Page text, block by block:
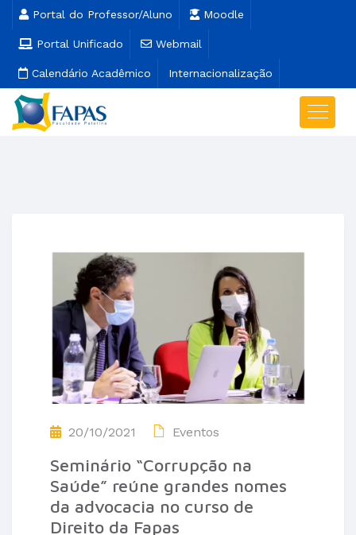
Portal do Professor/Aluno Moodle
Portal Unificado Webmail
Calendário Acadêmico Internacionalização
20/10/2021 Eventos
Seminário “Corrupção na
Saúde” reúne grandes nomes
da advocacia no curso de
Direito da Fapas